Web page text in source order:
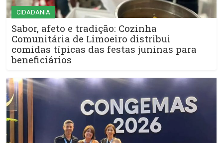
CIDADANIA
Sabor, afeto e tradição: Cozinha
Comunitária de Limoeiro distribui
comidas típicas das festas juninas para
beneficiários